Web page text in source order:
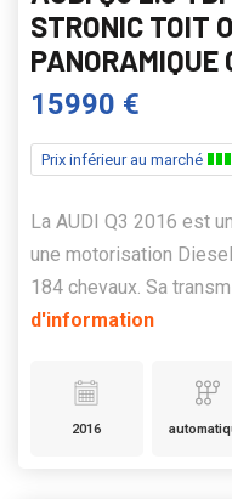
STRONIC TOIT
PANORAMIQUE
15990 €
Prix inférieur au marché
La AUDI Q3 2016 est
une motorisation
184 chevaux. Sa
d'information
2016